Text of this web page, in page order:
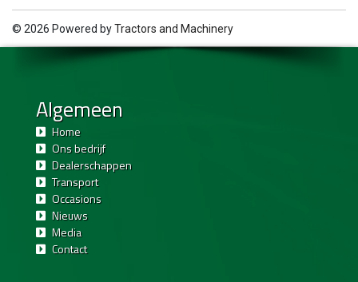
© 2026 Powered byTractors and Machinery
Algemeen
Home
Ons bedrijf
Dealerschappen
Transport
Occasions
Nieuws
Media
Contact